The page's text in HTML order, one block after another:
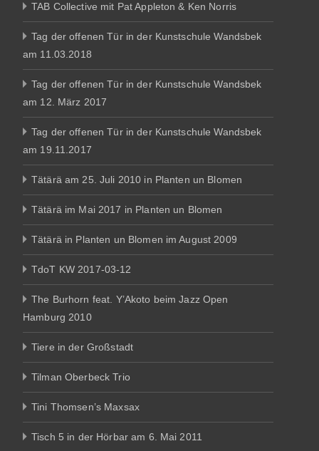
TAB Collective mit Pat Appleton & Ken Norris
Tag der offenen Tür in der Kunstschule Wandsbek
am 11.03.2018
Tag der offenen Tür in der Kunstschule Wandsbek
am 12. März 2017
Tag der offenen Tür in der Kunstschule Wandsbek
am 19.11.2017
Tätärä am 25. Juli 2010 in Planten un Blomen
Tätärä im Mai 2017 in Planten un Blomen
Tätärä in Planten un Blomen im August 2009
TdoT KW 2017-03-12
The Burhorn feat. Y’Akoto beim Jazz Open
Hamburg 2010
Tiere in der Großstadt
Tilman Oberbeck Trio
Tini Thomsen’s Maxsax
Tisch 5 in der Hörbar am 6. Mai 2011